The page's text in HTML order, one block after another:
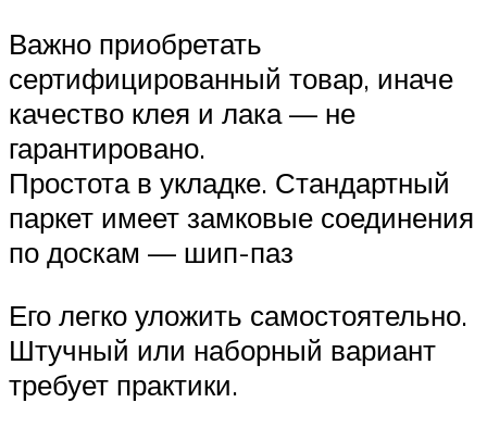
Важно приобретать
сертифицированный товар, иначе
качество клея и лака — не
гарантировано.
Простота в укладке. Стандартный
паркет имеет замковые соединения
по доскам — шип-паз
Его легко уложить самостоятельно.
Штучный или наборный вариант
требует практики.